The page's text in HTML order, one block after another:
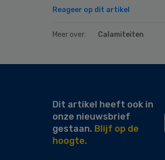
Reageer op dit artikel
Meer over: Calamiteiten
Dit artikel heeft ook in
onze nieuwsbrief
gestaan. Blijf op de
hoogte.